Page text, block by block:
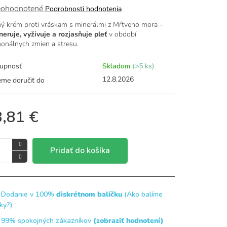
Podrobnosti hodnotenia
€
Pridať do košíka
Dodanie v 100% diskrétnom balíčku (Ako balíme
99% spokojných zákazníkov (zobraziť hodnotení)
Skladom (>5 ks)
doručiť do
12.8.2026
krém proti vráskam s minerálmi z Mŕtveho mora –
vyživuje a rozjasňuje pleťv období
zmien a stresu.